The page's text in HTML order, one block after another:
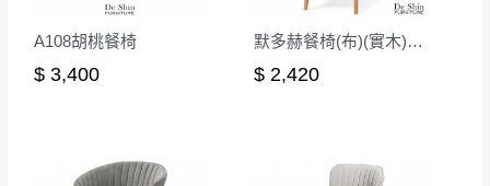
A108胡桃餐椅
$ 3,400
默多赫餐椅(布)(實木)(MI-469)
$ 2,420